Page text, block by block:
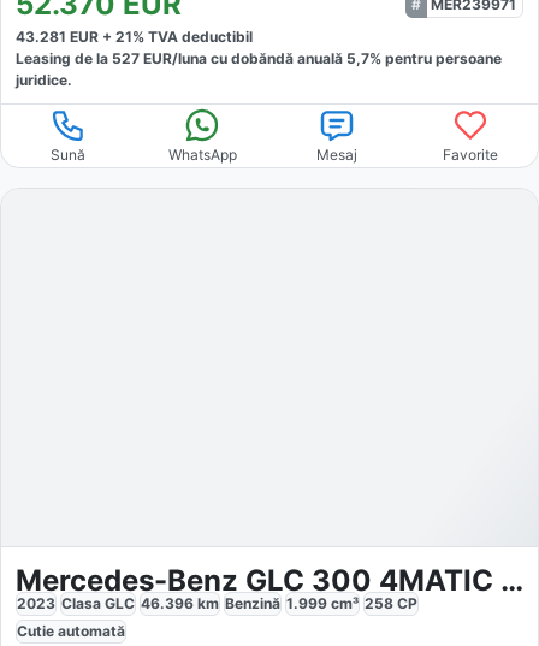
MER239971
43.281 EUR + 21% TVA deductibil
Leasing de la 527 EUR/luna cu dobăndă anuală 5,7% pentru persoane
juridice.
Sună WhatsApp Mesaj Favorite
Mercedes-Benz GLC 300 4MATIC AMG
2023 Clasa GLC 46.396 km Benzină 1.999 cm³ 258 CP
Cutie automată